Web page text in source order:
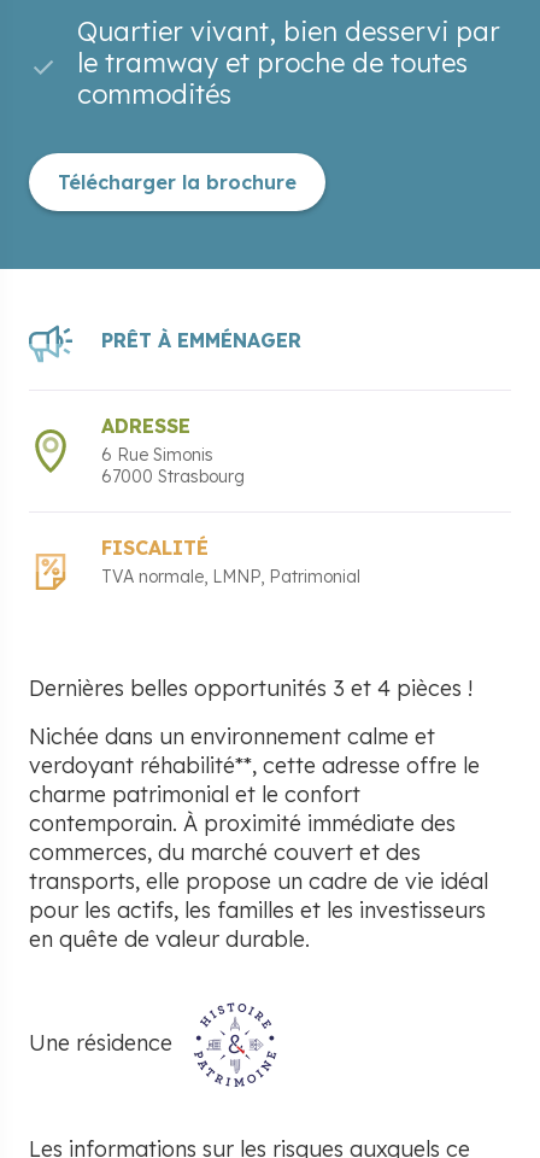
Quartier vivant, bien desservi par
le tramway et proche de toutes
commodités
Télécharger la brochure
PRÊT À EMMÉNAGER
ADRESSE
6 Rue Simonis
67000 Strasbourg
FISCALITÉ
TVA normale LMNP Patrimonial
Dernières belles opportunités 3 et 4 pièces !
Nichée dans un environnement calme et
verdoyant réhabilité**, cette adresse offre le
charme patrimonial et le confort
contemporain. À proximité immédiate des
commerces, du marché couvert et des
transports, elle propose un cadre de vie idéal
pour les actifs, les familles et les investisseurs
en quête de valeur durable.
Une résidence
Les informations sur les risques auxquels ce